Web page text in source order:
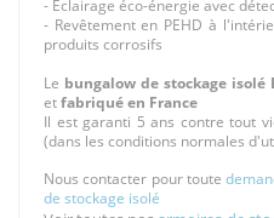
- Éclairage éco-énergie avec
- Revêtement en PEHD à
produits corrosifs
Le bungalow de stockage isolé
etfabriqué en France
Il est garanti 5 ans contre tout
(dans les conditions normales
Nous contacter pour toute
de stockage isolé